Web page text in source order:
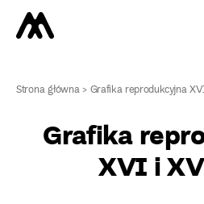
Strona główna>Grafika reprodukcyjna
Grafika
XVI i